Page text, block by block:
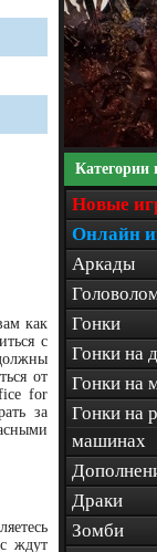
как
с
от
for
за
ждут
Категории
Новые
Онлайн
Аркады
Гонки
Гонки на
Гонки на
Гонки на
машинах
Драки
Зомби